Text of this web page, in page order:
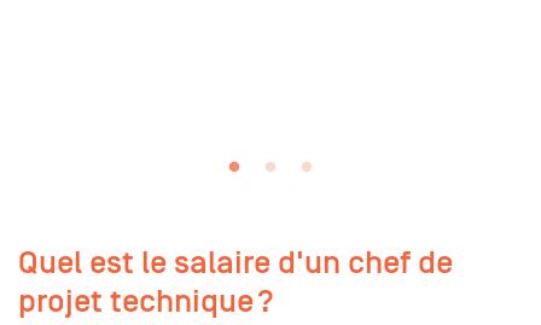
Quel est le salaire d'un chef de
projet technique ?